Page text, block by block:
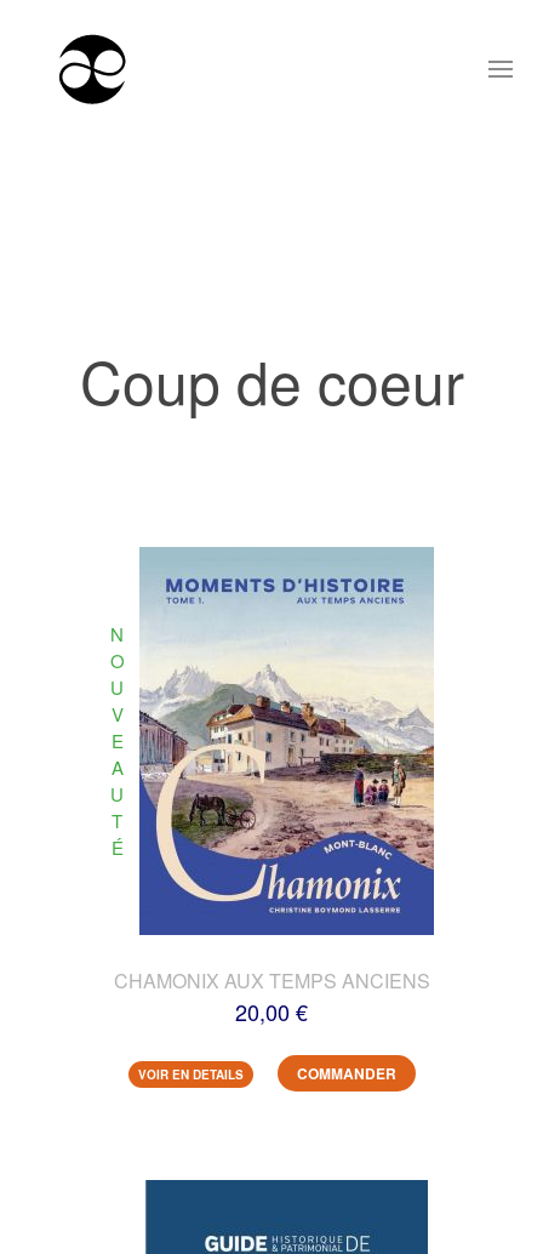
Coup de coeur
N
O
U
V
E
A
U
T
É
CHAMONIX AUX TEMPS ANCIENS
20,00 €
VOIR EN DETAILS COMMANDER